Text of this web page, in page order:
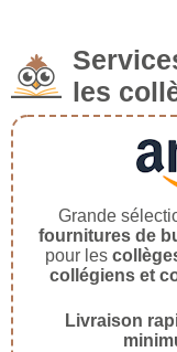
les
Grande
fournitures de
pour les
collégiens et
Livraison